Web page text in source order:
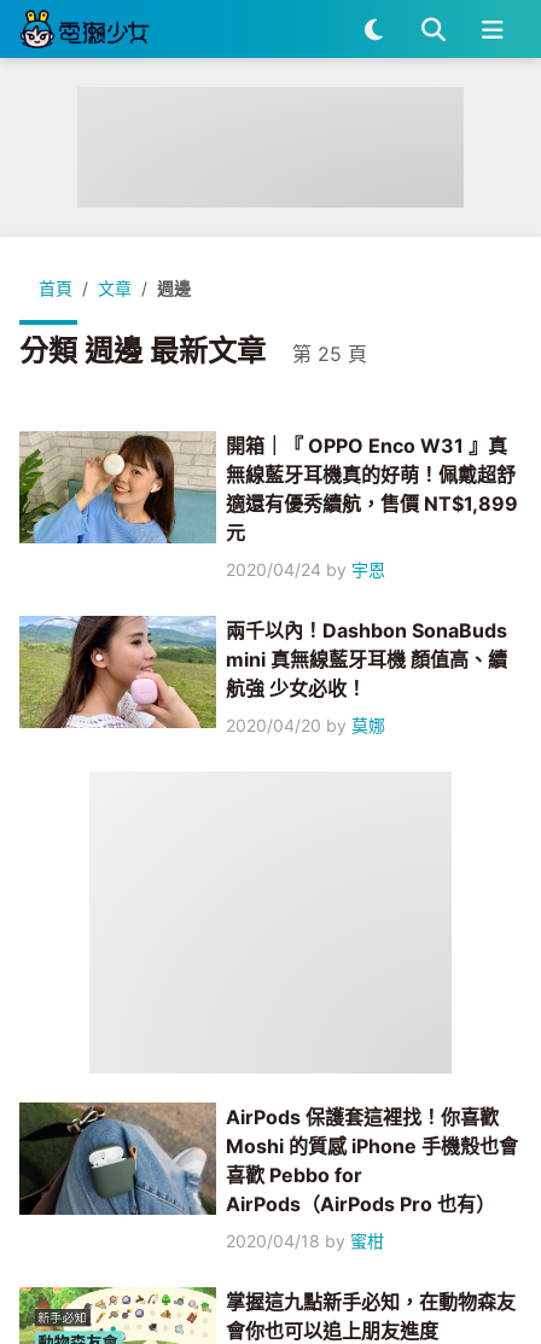
首頁 文章 週邊
分類 週邊 最新文章 第 25 頁
開箱｜『 OPPO Enco W31 』真
無線藍牙耳機真的好萌！佩戴超舒
適還有優秀續航，售價 NT$1,899
元
2020/04/24 by 宇恩
兩千以內！Dashbon SonaBuds
mini 真無線藍牙耳機 顏值高、續
航強 少女必收！
2020/04/20 by莫娜
AirPods 保護套這裡找！你喜歡
Moshi 的質感 iPhone 手機殼也會
喜歡 Pebbo for
AirPods（AirPods Pro 也有）
2020/04/18 by 蜜柑
掌握這九點新手必知，在動物森友
會你也可以追上朋友進度